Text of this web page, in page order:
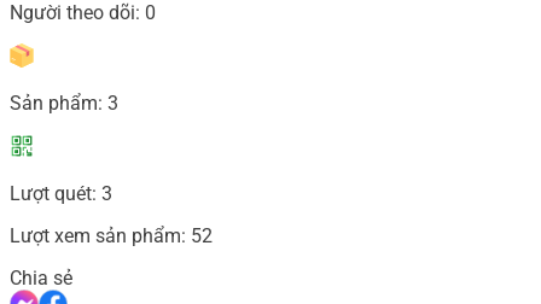
Người theo dõi: 0
Sản phẩm: 3
Lượt quét: 3
Lượt xem sản phẩm: 52
Chia sẻ